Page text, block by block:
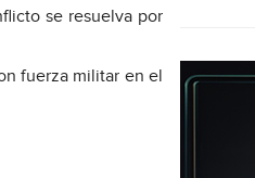
se resuelva por
fuerza militar en el